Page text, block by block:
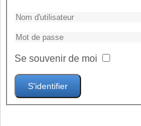
Se souvenir de moi
S'identifier